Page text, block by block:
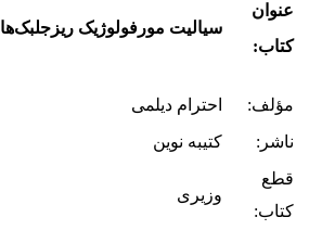
عنوان
کتاب:
سیالیت مورفولوژیک ریزجلبک‌ها
مؤلف:
احترام دیلمی
ناشر:
کتیبه نوین
قطع
کتاب:
وزیری